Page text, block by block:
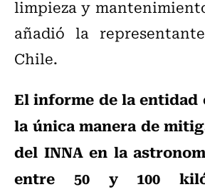
limpieza y
añadió la
Chile.
El informe de la entidad
la única manera de
del INNA en la
entre 50 y 100